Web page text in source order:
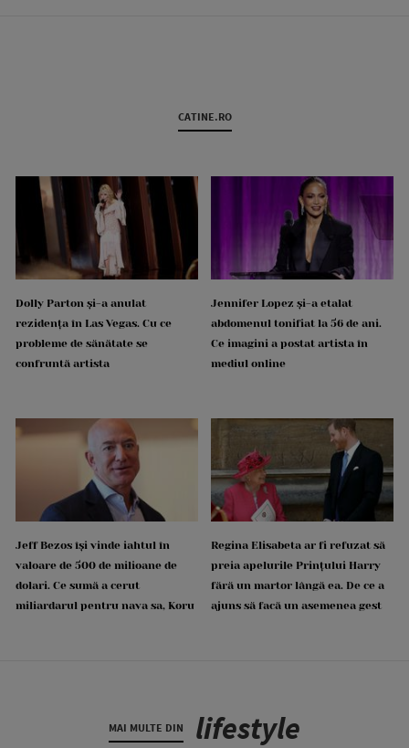
CATINE.RO
Dolly Parton și-a anulat
rezidența în Las Vegas. Cu ce
probleme de sănătate se
confruntă artista
Jennifer Lopez și-a etalat
abdomenul tonifiat la 56 de ani.
Ce imagini a postat artista în
mediul online
Jeff Bezos își vinde iahtul în
valoare de 500 de milioane de
dolari. Ce sumă a cerut
miliardarul pentru nava sa, Koru
Regina Elisabeta ar fi refuzat să
preia apelurile Prințului Harry
fără un martor lângă ea. De ce a
ajuns să facă un asemenea gest
MAI MULTE DIN lifestyle